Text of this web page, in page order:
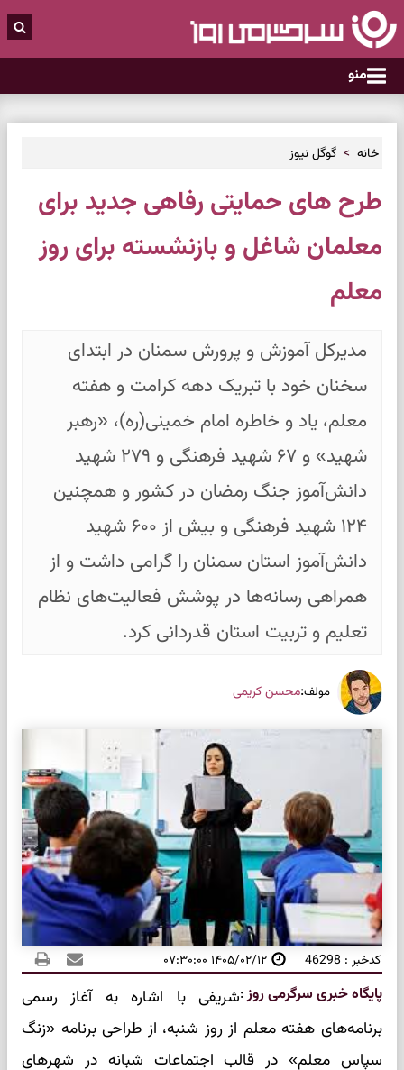
منو
خانه گوگل نیوز
طرح های حمایتی رفاهی جدید برای
معلمان شاغل و بازنشسته برای روز
معلم
مدیرکل آموزش و پرورش سمنان در ابتدای
سخنان خود با تبریک دهه کرامت و هفته
معلم، یاد و خاطره امام خمینی(ره)، «رهبر
شهید» و ۶۷ شهید فرهنگی و ۲۷۹ شهید
دانش‌آموز جنگ رمضان در کشور و همچنین
۱۲۴ شهید فرهنگی و بیش از ۶۰۰ شهید
دانش‌آموز استان سمنان را گرامی داشت و از
همراهی رسانه‌ها در پوشش فعالیت‌های نظام
تعلیم و تربیت استان قدردانی کرد.
مولف:محسن کریمی
کدخبر : 46298 ۱۴۰۵/۰۲/۱۲ ۰۷:۳۰:۰۰
پایگاه خبری سرگرمی روز:شریفی با اشاره به آغاز رسمی
برنامه‌های هفته معلم از روز شنبه، از طراحی برنامه «زنگ
سپاس معلم» در قالب اجتماعات شبانه در شهرهای